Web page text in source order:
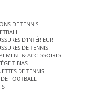
DE TENNIS
D’INTÉRIEUR
DE TENNIS
& ACCESSOIRES
TIBIAS
DE TENNIS
DE FOOTBALL